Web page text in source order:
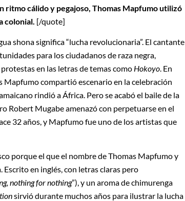
ritmo cálido y pegajoso, Thomas Mapfumo utilizó
colonial. [/quote]
shona significa “lucha revolucionaria”. El cantante
para los ciudadanos de raza negra,
en las letras de temas como Hokoyo. En
Mapfumo compartió escenario en la celebración
rindió a África. Pero se acabó el baile de la
Robert Mugabe amenazó con perpetuarse en el
32 años, y Mapfumo fue uno de los artistas que
porque el que el nombre de Thomas Mapfumo y
en inglés, con letras claras pero
nothing for nothing”), y un aroma de chimurenga
sirvió durante muchos años para ilustrar la lucha